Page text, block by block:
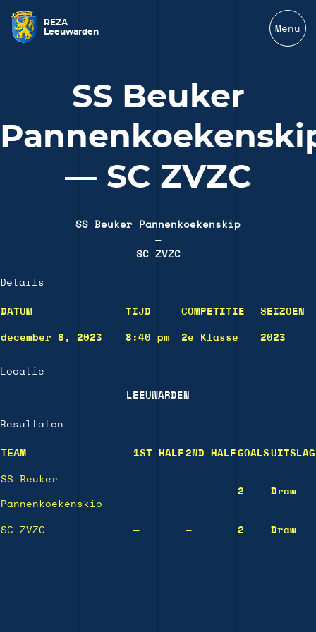
REZA
Leeuwarden
Menu
SS Beuker
— SC ZVZC
SS Beuker Pannenkoekenskip
—
SC ZVZC
Details
DATUM TIJD COMPETITIE SEIZOEN
december 8, 2023 8:40 pm 2e Klasse 2023
Locatie
LEEUWARDEN
Resultaten
TEAM 1ST HALF 2ND HALF GOALS UITSLAG
SS Beuker
Pannenkoekenskip
— — 2 Draw
SC ZVZC — — 2 Draw